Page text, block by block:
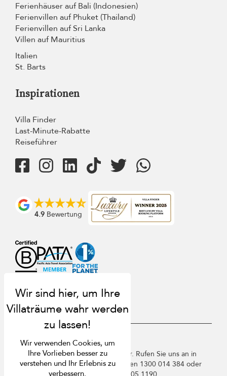
Ferienhäuser auf Bali (Indonesien)
Ferienvillen auf Phuket (Thailand)
Ferienvillen auf Sri Lanka
Villen auf Mauritius
Italien
St. Barts
Inspirationen
Villa Finder
Last-Minute-Rabatte
Reiseführer
4.9 Bewertung
USD $ de Deutsch
Copyright © 2026 Samui Villa Finder. Rufen Sie uns an in
Thailand +66 60 003 5911 / Australien 1300 014 384 oder
Wir verwenden Cookies, um
Ihre Vorlieben besser zu
verstehen und Ihr Erlebnis zu
verbessern.